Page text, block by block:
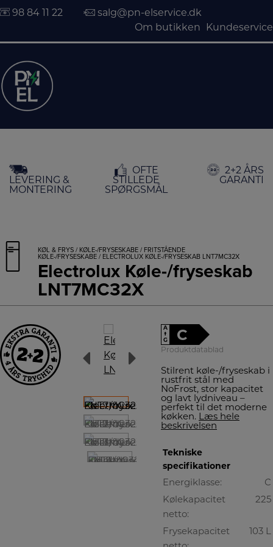
indholdet
98 84 11 22
salg@pn-elservice.dk
Om butikken
Kundeservice
LEVERING &
MONTERING
OFTE
STILLEDE
SPØRGSMÅL
2+2 ÅRS
GARANTI
KØL & FRYS / KØLE-/FRYSESKABE / FRITSTÅENDE
KØLE-/FRYSESKABE / ELECTROLUX KØLE-/FRYSESKAB LNT7MC32X
Electrolux Køle-/fryseskab
LNT7MC32X
A
↑
G
C
Produktdatablad
Stilrent køle-/fryseskab i
rustfrit stål med
NoFrost, stor kapacitet
og lavt lydniveau –
perfekt til det moderne
køkken. Læs hele
beskrivelsen
Tekniske
specifikationer
Energiklasse:
C
Kølekapacitet
netto:
225
Frysekapacitet
103 L